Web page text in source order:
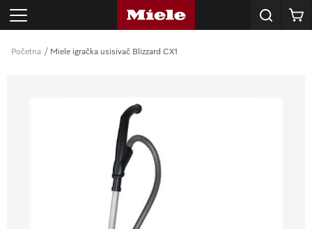
Korpa
Početna Miele igračka usisivač Blizzard CX1